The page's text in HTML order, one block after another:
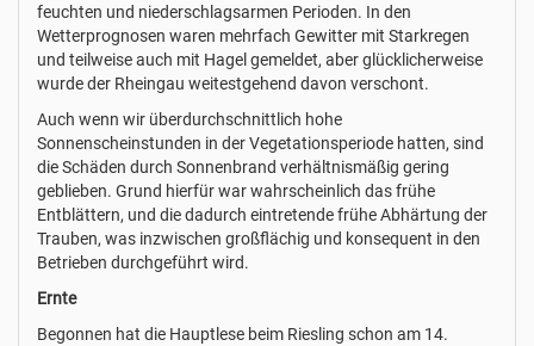
feuchten und niederschlagsarmen Perioden. In den
Wetterprognosen waren mehrfach Gewitter mit Starkregen
und teilweise auch mit Hagel gemeldet, aber glücklicherweise
wurde der Rheingau weitestgehend davon verschont.
Auch wenn wir überdurchschnittlich hohe
Sonnenscheinstunden in der Vegetationsperiode hatten, sind
die Schäden durch Sonnenbrand verhältnismäßig gering
geblieben. Grund hierfür war wahrscheinlich das frühe
Entblättern, und die dadurch eintretende frühe Abhärtung der
Trauben, was inzwischen großflächig und konsequent in den
Betrieben durchgeführt wird.
Ernte
Begonnen hat die Hauptlese beim Riesling schon am 14.